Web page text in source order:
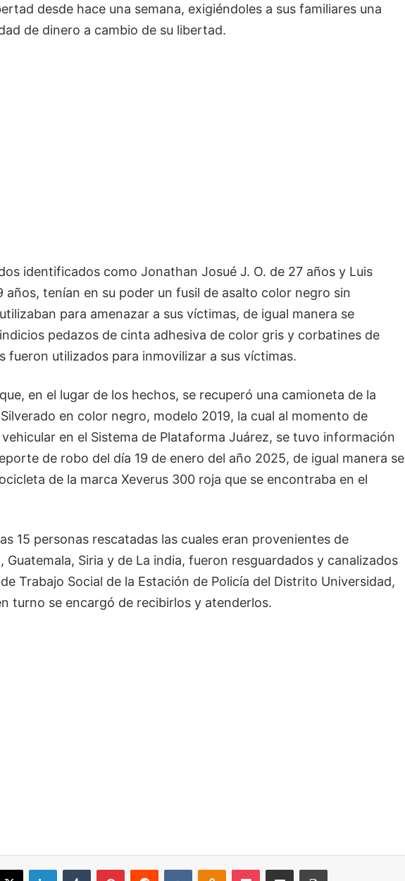
desde hace una semana, exigiéndoles a sus familiares una
de dinero a cambio de su libertad.
identificados como Jonathan Josué J. O. de 27 años y Luis
años, tenían en su poder un fusil de asalto color negro sin
para amenazar a sus víctimas, de igual manera se
pedazos de cinta adhesiva de color gris y corbatines de
fueron utilizados para inmovilizar a sus víctimas.
en el lugar de los hechos, se recuperó una camioneta de la
en color negro, modelo 2019, la cual al momento de
en el Sistema de Plataforma Juárez, se tuvo información
de robo del día 19 de enero del año 2025, de igual manera se
de la marca Xeverus 300 roja que se encontraba en el
15 personas rescatadas las cuales eran provenientes de
Guatemala, Siria y de La india, fueron resguardados y canalizados
Trabajo Social de la Estación de Policía del Distrito Universidad,
turno se encargó de recibirlos y atenderlos.
X LinkedInTumblr PinterestReddit VKontakteOdnoklassniki
Pocket Share via Email Print